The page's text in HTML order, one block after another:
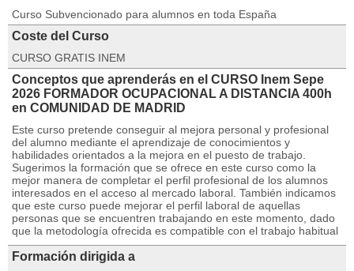
Curso Subvencionado para alumnos en toda España
Coste del Curso
CURSO GRATIS INEM
Conceptos que aprenderás en el CURSO Inem Sepe
2026 FORMADOR OCUPACIONAL A DISTANCIA 400h
en COMUNIDAD DE MADRID
Este curso pretende conseguir al mejora personal y profesional
del alumno mediante el aprendizaje de conocimientos y
habilidades orientados a la mejora en el puesto de trabajo.
Sugerimos la formación que se ofrece en este curso como la
mejor manera de completar el perfil profesional de los alumnos
interesados en el acceso al mercado laboral. También indicamos
que este curso puede mejorar el perfil laboral de aquellas
personas que se encuentren trabajando en este momento, dado
que la metodología ofrecida es compatible con el trabajo habitual
Formación dirigida a